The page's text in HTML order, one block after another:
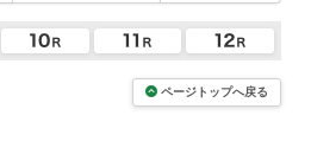
ページトップへ戻る